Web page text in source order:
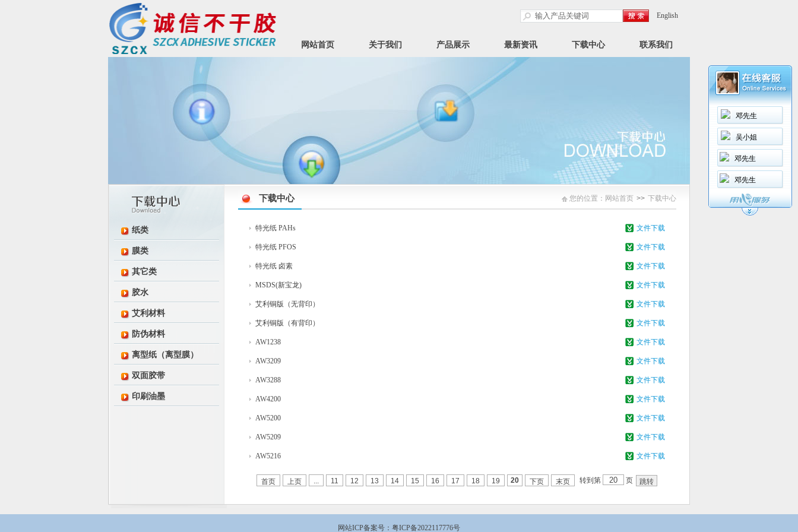
邓先生
吴小姐
邓先生
邓先生
English
网站首页 关于我们 产品展示 最新资讯 下载中心 联系我们
纸类
膜类
其它类
胶水
艾利材料
防伪材料
离型纸（离型膜）
双面胶带
印刷油墨
下载中心 您的位置： 网站首页 >> 下载中心
文件下载
特光纸 PAHs
文件下载
特光纸 PFOS
文件下载
特光纸 卤素
文件下载
MSDS(新宝龙)
文件下载
艾利铜版（无背印）
文件下载
艾利铜版（有背印）
文件下载
AW1238
文件下载
AW3209
文件下载
AW3288
文件下载
AW4200
文件下载
AW5200
文件下载
AW5209
文件下载
AW5216
首页 上页 ... 11 12 13 14 15 16 17 18 19 20 下页 末页 转到第 页
网站ICP备案号： 粤ICP备2022117776号